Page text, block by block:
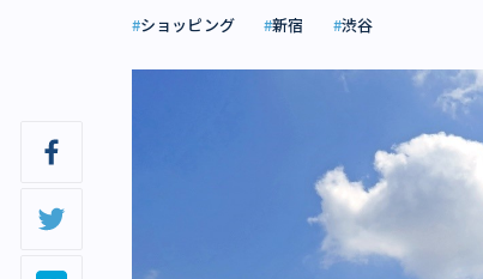
ショッピング 新宿 渋谷